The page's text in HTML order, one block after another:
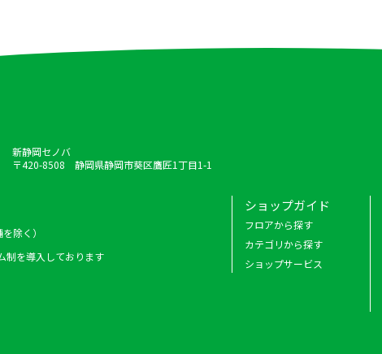
新静岡セノバ
〒420-8508 静岡県静岡市葵区鷹匠1丁目1-1
除く）
制を導入しております
ショップガイド
フロアから探す
カテゴリから探す
ショップサービス